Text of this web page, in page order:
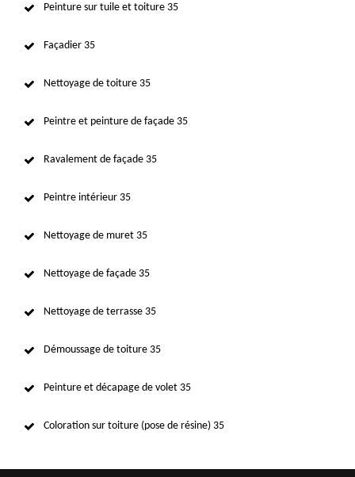
Peinture sur tuile et toiture 35
Façadier 35
Nettoyage de toiture 35
Peintre et peinture de façade 35
Ravalement de façade 35
Peintre intérieur 35
Nettoyage de muret 35
Nettoyage de façade 35
Nettoyage de terrasse 35
Démoussage de toiture 35
Peinture et décapage de volet 35
Coloration sur toiture (pose de résine) 35